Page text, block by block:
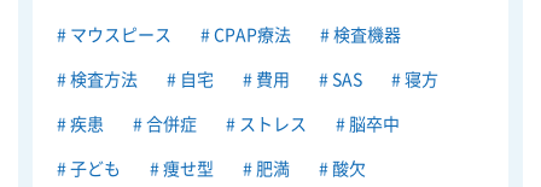
マウスピース CPAP療法 検査機器
検査方法 自宅 費用 SAS 寝方
疾患 合併症 ストレス 脳卒中
子ども 痩せ型 肥満 酸欠